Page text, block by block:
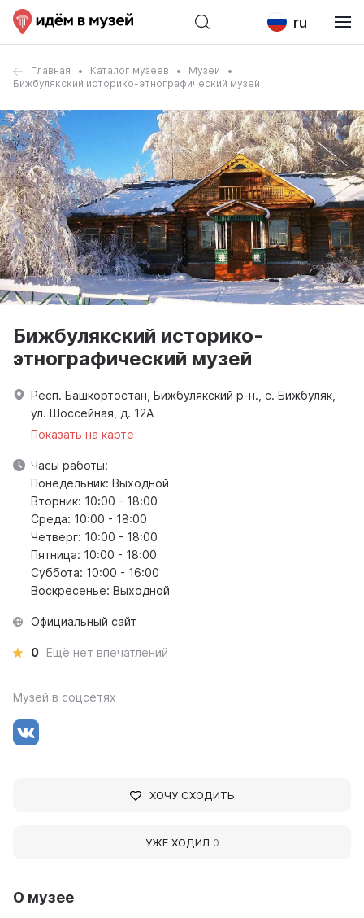
ru
Главная Каталог музеев
Музеи
Бижбулякский историко-этнографический музей
О музее
Бижбулякский историко-
этнографический музей
Респ. Башкортостан, Бижбулякский р-н., с. Бижбуляк,
ул. Шоссейная, д. 12А
Показать на карте
Часы работы:
Понедельник: Выходной
Вторник: 10:00 - 18:00
Среда: 10:00 - 18:00
Четверг: 10:00 - 18:00
Пятница: 10:00 - 18:00
Суббота: 10:00 - 16:00
Воскресенье: Выходной
Официальный сайт
0 Ещё нет впечатлений
Музей в соцсетях
ХОЧУ СХОДИТЬ
УЖЕ ХОДИЛ 0